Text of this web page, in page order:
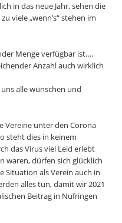
in das neue Jahr, sehen die
viele „wenn’s“ stehen im
Menge verfügbar ist….
Anzahl auch wirklich
alle wünschen und
Vereine unter den Corona
steht dies in keinem
das Virus viel Leid erlebt
waren, dürfen sich glücklich
Situation als Verein auch in
alles tun, damit wir 2021
Beitrag in Nufringen